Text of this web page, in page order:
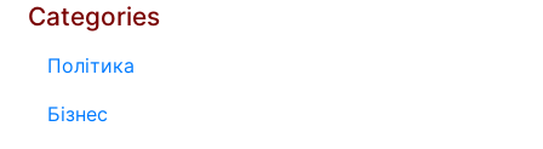
Categories
Політика
Бізнес